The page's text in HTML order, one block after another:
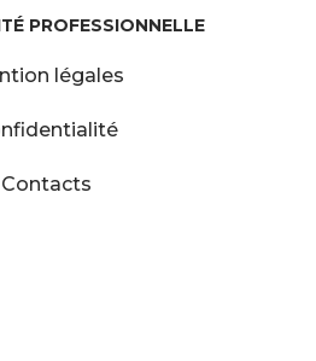
PROFESSIONNELLE
légales
Contacts